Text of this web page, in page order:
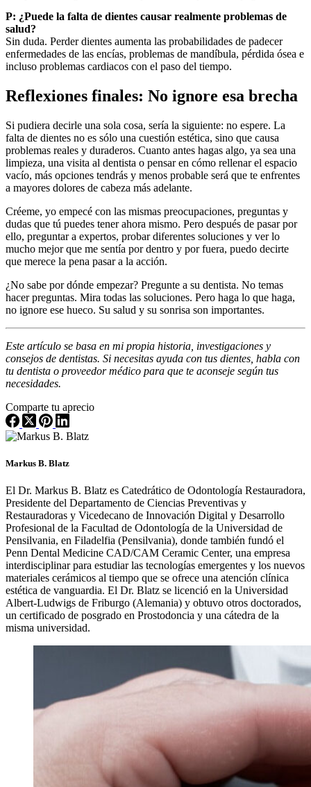
P: ¿Puede la falta de dientes causar realmente problemas de
salud?
Sin duda. Perder dientes aumenta las probabilidades de padecer
enfermedades de las encías, problemas de mandíbula, pérdida ósea e
incluso problemas cardiacos con el paso del tiempo.
Reflexiones finales: No ignore esa brecha
Si pudiera decirle una sola cosa, sería la siguiente: no espere. La
falta de dientes no es sólo una cuestión estética, sino que causa
problemas reales y duraderos. Cuanto antes hagas algo, ya sea una
limpieza, una visita al dentista o pensar en cómo rellenar el espacio
vacío, más opciones tendrás y menos probable será que te enfrentes
a mayores dolores de cabeza más adelante.
Créeme, yo empecé con las mismas preocupaciones, preguntas y
dudas que tú puedes tener ahora mismo. Pero después de pasar por
ello, preguntar a expertos, probar diferentes soluciones y ver lo
mucho mejor que me sentía por dentro y por fuera, puedo decirte
que merece la pena pasar a la acción.
¿No sabe por dónde empezar? Pregunte a su dentista. No temas
hacer preguntas. Mira todas las soluciones. Pero haga lo que haga,
no ignore ese hueco. Su salud y su sonrisa son importantes.
Este artículo se basa en mi propia historia, investigaciones y
consejos de dentistas. Si necesitas ayuda con tus dientes, habla con
tu dentista o proveedor médico para que te aconseje según tus
necesidades.
Comparte tu aprecio
Markus B. Blatz
El Dr. Markus B. Blatz es Catedrático de Odontología Restauradora,
Presidente del Departamento de Ciencias Preventivas y
Restauradoras y Vicedecano de Innovación Digital y Desarrollo
Profesional de la Facultad de Odontología de la Universidad de
Pensilvania, en Filadelfia (Pensilvania), donde también fundó el
Penn Dental Medicine CAD/CAM Ceramic Center, una empresa
interdisciplinar para estudiar las tecnologías emergentes y los nuevos
materiales cerámicos al tiempo que se ofrece una atención clínica
estética de vanguardia. El Dr. Blatz se licenció en la Universidad
Albert-Ludwigs de Friburgo (Alemania) y obtuvo otros doctorados,
un certificado de posgrado en Prostodoncia y una cátedra de la
misma universidad.